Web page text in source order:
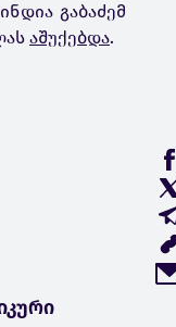
გაბაძემ
აშუქებდა.